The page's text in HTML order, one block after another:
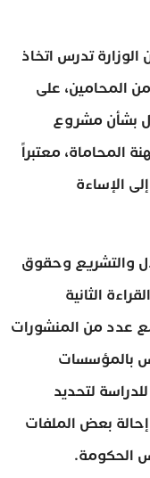
تدرس اتخاذ
المحامين، على
بشأن مشروع
مهنة المحاماة، معتبراً
الإساءة
والتشريع وحقوق
الثانية
عدد من المنشورات
بالمؤسسات
لتحديد
إحالة بعض الملفات
الحكومة.